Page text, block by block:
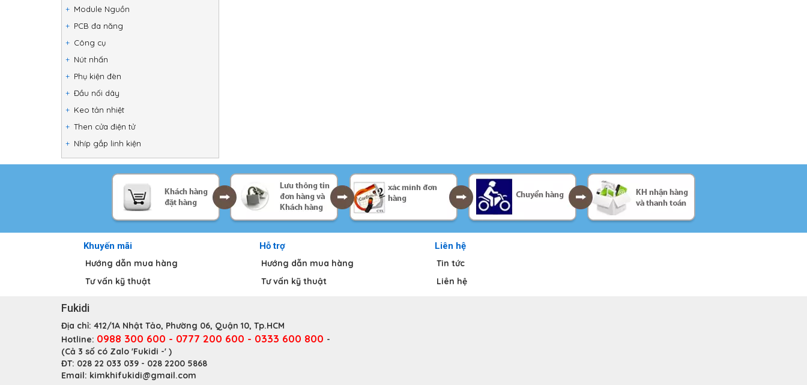
Module Nguồn
PCB đa năng
Công cụ
Nút nhấn
Phụ kiện đèn
Đầu nối dây
Keo tản nhiệt
Then cửa điện tử
Nhíp gắp linh kiện
Khuyến mãi
Hướng dẫn mua hàng
Tư vấn kỹ thuật
Hỗ trợ
Hướng dẫn mua hàng
Tư vấn kỹ thuật
Liên hệ
Tin tức
Liên hệ
Fukidi
Địa chỉ: 412/1A Nhật Tảo, Phường 06, Quận 10, Tp.HCM
Hotline: 0988 300 600 - 0777 200 600 - 0333 600 800 -
(Cả 3 số có Zalo 'Fukidi -' )
ĐT: 028 22 033 039 - 028 2200 5868
Email: kimkhifukidi@gmail.com